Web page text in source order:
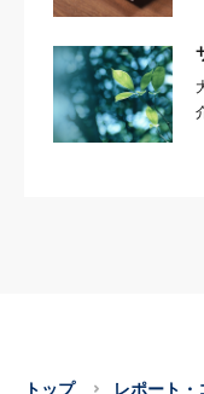
トップ レポート・